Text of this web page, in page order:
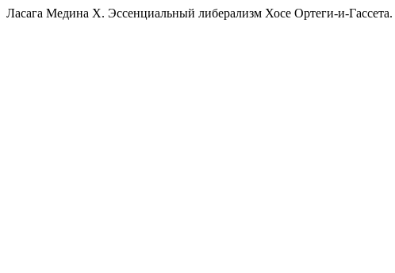
Ласага Медина Х. Эссенциальный либерализм Хосе Ортеги-и-Гассета.